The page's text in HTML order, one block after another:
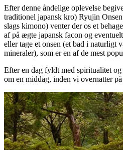
Efter denne åndelige oplevelse
traditionel japansk kro) Ryujin
slags kimono) venter der os et
af på ægte japansk facon og
eller tage et onsen (et bad i naturligt
mineraler), som er en af de mest
Efter en dag fyldt med spiritualitet
om en middag, inden vi overnatter